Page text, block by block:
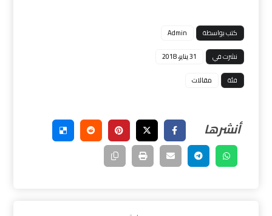
كتب بواسطة
Admin
نشرت في
31 يناير، 2018
فئة
مقالات